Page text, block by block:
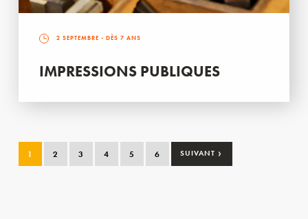
2 SEPTEMBRE - DÈS 7 ANS
IMPRESSIONS PUBLIQUES
1 2 3 4 5 6 SUIVANT ›